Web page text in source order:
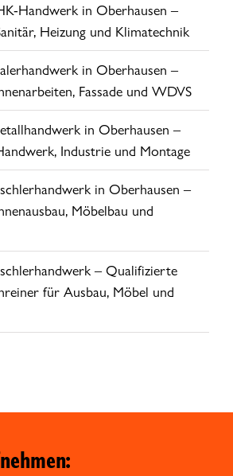
Handwerk in Oberhausen –
Heizung und Klimatechnik
in Oberhausen –
Fassade und WDVS
in Oberhausen –
Industrie und Montage
in Oberhausen –
Möbelbau und
– Qualifizierte
für Ausbau, Möbel und